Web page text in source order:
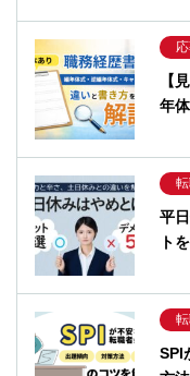
【
年
平
ト
SPI